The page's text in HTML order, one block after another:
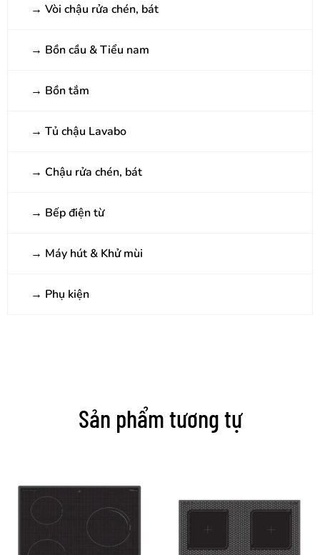
→ Vòi chậu rửa chén, bát
→ Bồn cầu & Tiểu nam
→ Bồn tắm
→ Tủ chậu Lavabo
→ Chậu rửa chén, bát
→ Bếp điện từ
→ Máy hút & Khử mùi
→ Phụ kiện
Sản phẩm tương tự